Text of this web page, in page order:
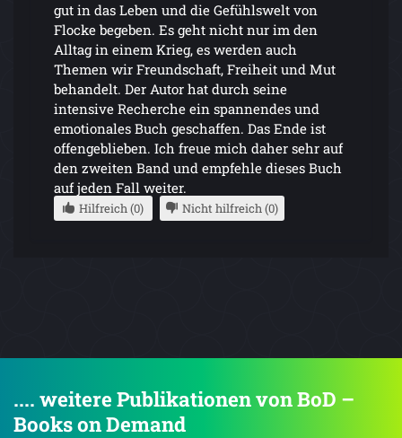
gut in das Leben und die Gefühlswelt von
Flocke begeben. Es geht nicht nur im den
Alltag in einem Krieg, es werden auch
Themen wir Freundschaft, Freiheit und Mut
behandelt. Der Autor hat durch seine
intensive Recherche ein spannendes und
emotionales Buch geschaffen. Das Ende ist
offengeblieben. Ich freue mich daher sehr auf
den zweiten Band und empfehle dieses Buch
auf jeden Fall weiter.
Hilfreich (0) Nicht hilfreich (0)
.... weitere Publikationen von BoD –
Books on Demand